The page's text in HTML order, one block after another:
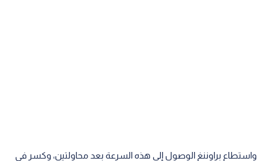
واستطاع براوننغ الوصول إلى هذه السرعة بعد محاولتين، وكسر في